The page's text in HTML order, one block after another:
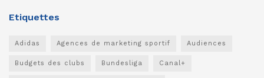
Etiquettes
Adidas Agences de marketing sportif Audiences
Budgets des clubs Bundesliga Canal+